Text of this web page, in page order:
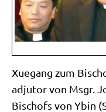
Xue­gang zum
ad­ju­tor von Msgr.
Bischofs von Ybin